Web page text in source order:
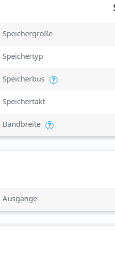
Speichergröße
Speichertyp
Speicherbus ?
Speichertakt
Bandbreite ?
Ausgänge